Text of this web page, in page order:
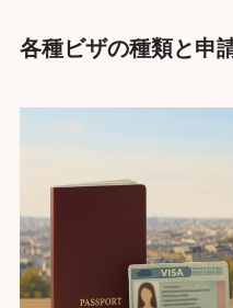
各種ビザの種類と申